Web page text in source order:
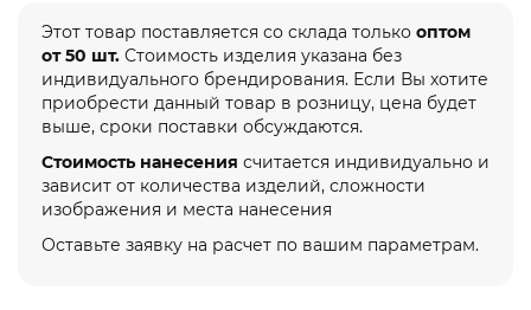
Этот товар поставляется со склада только оптом
от 50 шт. Стоимость изделия указана без
индивидуального брендирования. Если Вы хотите
приобрести данный товар в розницу, цена будет
выше, сроки поставки обсуждаются.
Стоимость нанесения считается индивидуально и
зависит от количества изделий, сложности
изображения и места нанесения
Оставьте заявку на расчет по вашим параметрам.